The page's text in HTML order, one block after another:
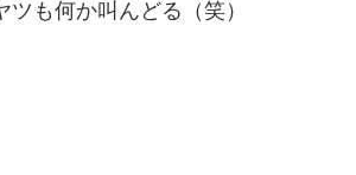
も何か叫んどる（笑）